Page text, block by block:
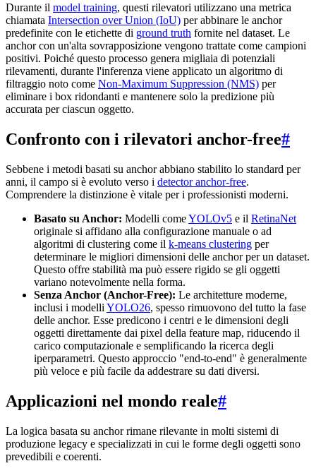
Durante il model training, questi rilevatori utilizzano una metrica
chiamata Intersection over Union (IoU) per abbinare le anchor
predefinite con le etichette di ground truth fornite nel dataset. Le
anchor con un'alta sovrapposizione vengono trattate come campioni
positivi. Poiché questo processo genera migliaia di potenziali
rilevamenti, durante l'inferenza viene applicato un algoritmo di
filtraggio noto come Non-Maximum Suppression (NMS) per
eliminare i box ridondanti e mantenere solo la predizione più
accurata per ciascun oggetto.
Confronto con i rilevatori anchor-free#
Sebbene i metodi basati su anchor abbiano stabilito lo standard per
anni, il campo si è evoluto verso i detector anchor-free.
Comprendere la distinzione è vitale per i professionisti moderni.
Basato su Anchor: Modelli comeYOLOv5 e il RetinaNet
originale si affidano alla configurazione manuale o ad
algoritmi di clustering come il k-means clustering per
determinare le migliori dimensioni delle anchor per un dataset.
Questo offre stabilità ma può essere rigido se gli oggetti
variano notevolmente nella forma.
Senza Anchor (Anchor-Free): Le architetture moderne,
inclusi i modelli YOLO26, spesso rimuovono del tutto la fase
delle anchor. Esse predicono i centri e le dimensioni degli
oggetti direttamente dai pixel della feature map, riducendo il
carico computazionale e semplificando la ricerca degli
iperparametri. Questo approccio "end-to-end" è generalmente
più veloce e più facile da addestrare su dati diversi.
Applicazioni nel mondo reale#
La logica basata su anchor rimane rilevante in molti sistemi di
produzione legacy e specializzati in cui le forme degli oggetti sono
prevedibili e coerenti.